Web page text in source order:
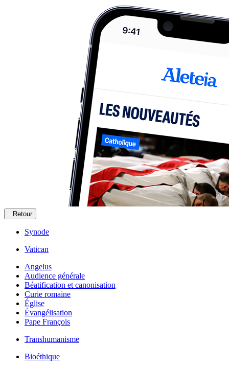
Retour
Synode
Vatican
Angelus
Audience générale
Béatification et canonisation
Curie romaine
Église
Évangélisation
Pape François
Transhumanisme
Bioéthique